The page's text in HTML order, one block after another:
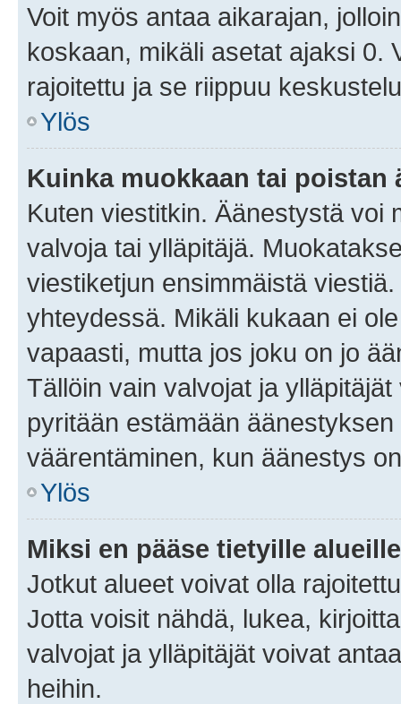
Voit myös antaa aikarajan,
koskaan, mikäli asetat ajaksi 0.
rajoitettu ja se riippuu
Ylös
Kuinka muokkaan tai poistan
Kuten viestitkin. Äänestystä voi
valvoja tai ylläpitäjä.
viestiketjun ensimmäistä
yhteydessä. Mikäli kukaan ei
vapaasti, mutta jos joku on jo
Tällöin vain valvojat ja
pyritään estämään
väärentäminen, kun äänestys
Ylös
Miksi en pääse tietyille
Jotkut alueet voivat olla
Jotta voisit nähdä, lukea,
valvojat ja ylläpitäjät voivat
heihin.